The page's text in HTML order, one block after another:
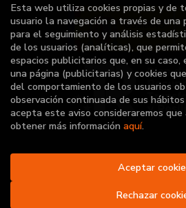
Librería Deportiva.
Esta web utiliza cookies propias y de
usuario la navegación a través de una
para el seguimiento y análisis
de los usuarios (analíticas), que
espacios publicitarios que, en su
una página (publicitarias) y cookies
del comportamiento de los usuarios
observación continuada de sus
acepta este aviso consideraremos
obtener más información aquí.
Rechazar
Aceptar